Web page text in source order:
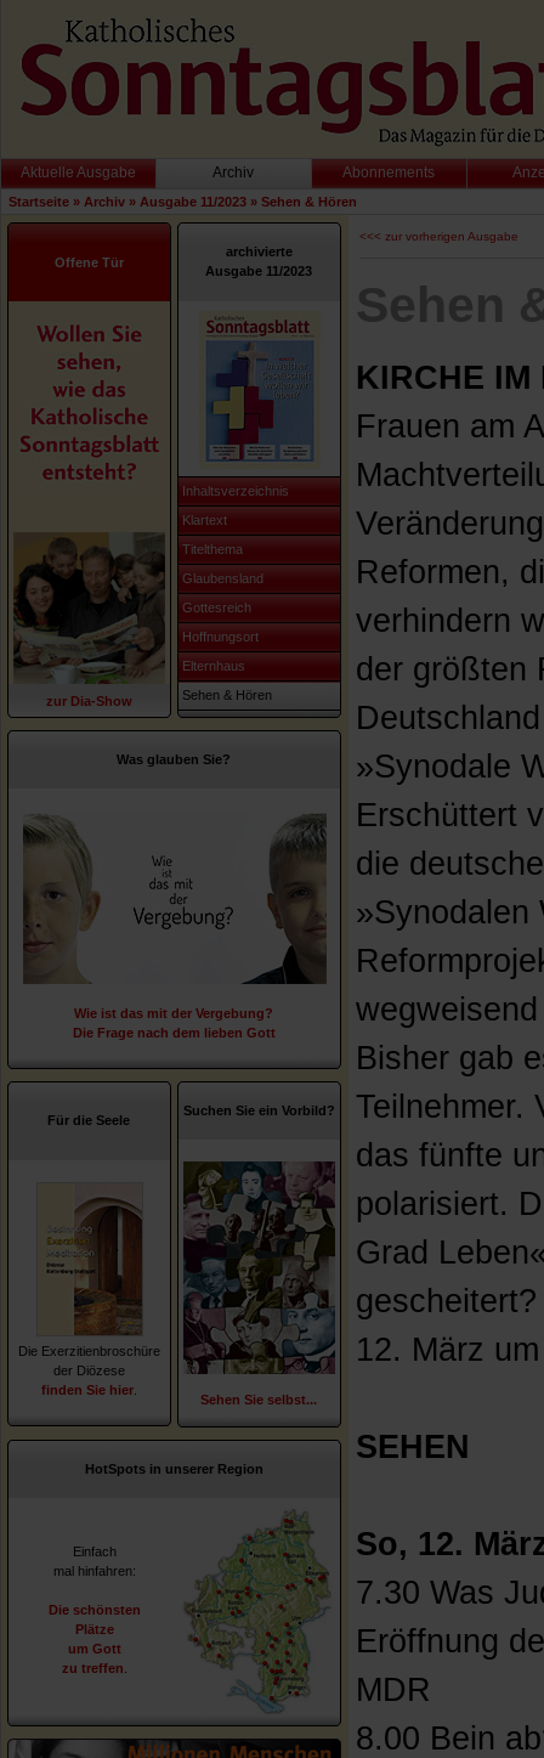
Aktuelle Ausgabe Archiv Abonnements
Startseite » Archiv » Ausgabe 11/2023 » Sehen & Hören
Offene Tür
zur Dia-Show
archivierte
Ausgabe 11/2023
Inhaltsverzeichnis
Klartext
Titelthema
Glaubensland
Gottesreich
Hoffnungsort
Elternhaus
Sehen & Hören
Was glauben Sie?
Wie ist das mit der Vergebung?
Die Frage nach dem lieben Gott
Für die Seele
Die Exerzitienbroschüre
der Diözese
finden Sie hier
Suchen Sie ein Vorbild?
Sehen Sie selbst...
HotSpots in unserer Region
Einfach
mal hinfahren:
Die schönsten
Plätze
um Gott
zu treffen
<<< zur vorherigen Ausgabe
Sehen
KIRCHE IM
Frauen am
Reformen,
verhindern
der größten
»Synodale
Erschüttert
die
»Synodalen
Bisher gab
Teilnehmer.
das fünfte
polarisiert.
Grad
12. März
SEHEN
So, 12.
7.30 Was
Eröffnung
MDR
8.00 Bein